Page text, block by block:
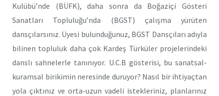
Kulübü’nde (BÜFK), daha sonra da Boğaziçi Gösteri
Sanatları Topluluğu’nda (BGST) çalışma yürüten
dansçılarsınız. Üyesi bulunduğunuz, BGST Dansçıları adıyla
bilinen topluluk daha çok Kardeş Türküler projelerindeki
danslı sahnelerle tanınıyor. U.C.B gösterisi, bu sanatsal-
kuramsal birikimin neresinde duruyor? Nasıl bir ihtiyaçtan
yola çıktınız ve orta-uzun vadeli istekleriniz, planlarınız